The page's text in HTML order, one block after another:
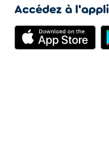
Accédez à